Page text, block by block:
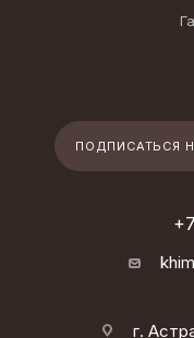
ПОДПИСАТЬСЯ
г.